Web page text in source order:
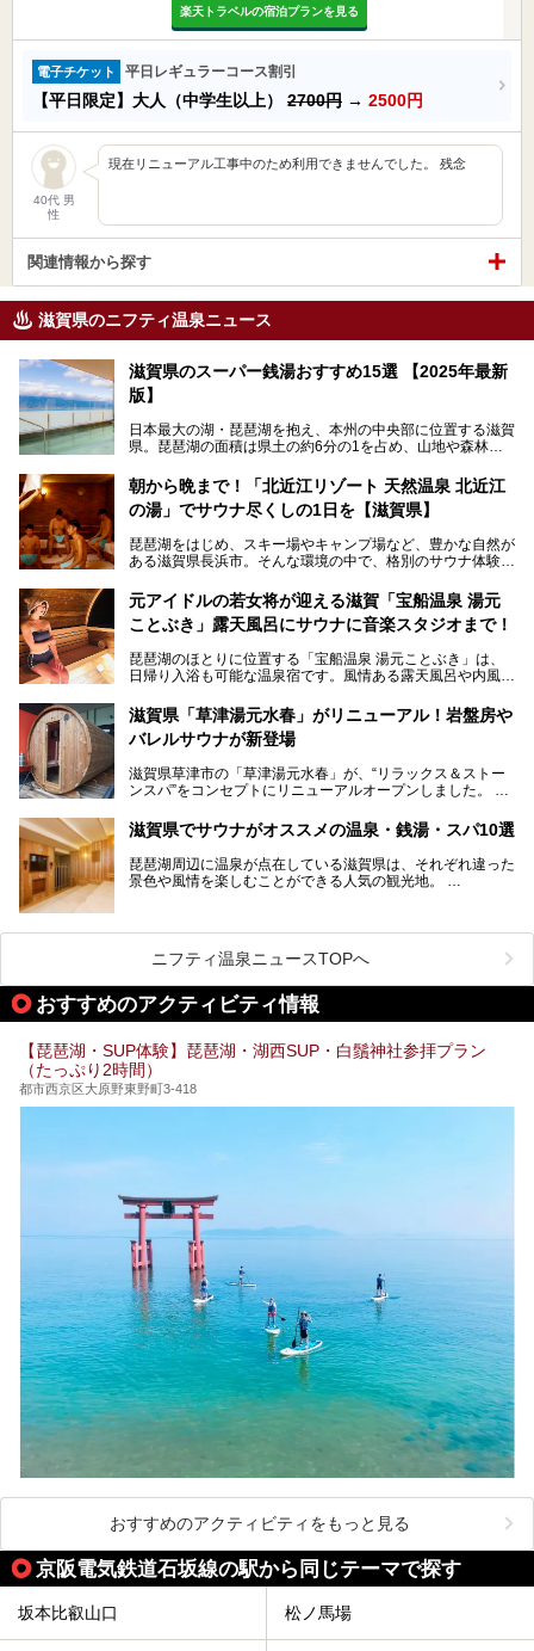
楽天トラベルの宿泊プランを見る
電子チケット 平日レギュラーコース割引
【平日限定】大人（中学生以上） 2700円 → 2500円
40代 男
性
現在リニューアル工事中のため利用できませんでした。 残念
関連情報から探す
滋賀県のニフティ温泉ニュース
滋賀県のスーパー銭湯おすすめ15選 【2025年最新
版】
日本最大の湖・琵琶湖を抱え、本州の中央部に位置する滋賀
県。琵琶湖の面積は県土の約6分の1を占め、山地や森林部
して栄え、県内には世界遺産の比叡山延暦寺、天守が国宝に
指定されている彦根城、国の特別史跡の安土城跡など、多数
の史跡があります。
琵琶湖の雄大な景色を眺めながら入れる施設もありますよ。
朝から晩まで！「北近江リゾート 天然温泉 北近江
の湯」でサウナ尽くしの1日を【滋賀県】
琵琶湖をはじめ、スキー場やキャンプ場など、豊かな自然が
ある滋賀県長浜市。そんな環境の中で、格別のサウナ体験を
今回は、「北近江リゾート 天然温泉 北近江の湯」で朝から
晩まで楽しめる過ごし方をご紹介！ サウナ設備やサウナド
違いなしですよ。
───
この記事は北近江リゾート 天然温泉 北近江の湯のPR記事で
す。
元アイドルの若女将が迎える滋賀「宝船温泉 湯元
ことぶき」露天風呂にサウナに音楽スタジオまで！
琵琶湖のほとりに位置する「宝船温泉 湯元ことぶき」は、
日帰り入浴も可能な温泉宿です。風情ある露天風呂や内風
ープン。湖からそよぐ爽やかな風を感じながらサウナと温泉
が楽しめます。
を打てるのも醍醐味の一つ。そして、若女将はなんと「元ア
イドル」の現役アーティスト。音楽スタジオまで備えたユニ
滋賀県「草津湯元水春」がリニューアル！岩盤房や
バレルサウナが新登場
滋賀県草津市の「草津湯元水春」が、“リラックス＆ストー
ンスパ”をコンセプトにリニューアルオープンしました。
たほか、岩盤房やバレルサウナも新設されました。さらに地
産地消をテーマにしたレストランメニューもパワーアップ。
今回新しくなった「草津湯元水春」の魅力を余すところなく
紹介します。
滋賀県でサウナがオススメの温泉・銭湯・スパ10選
琵琶湖周辺に温泉が点在している滋賀県は、それぞれ違った
景色や風情を楽しむことができる人気の観光地。
旅行やお出かけのついではもちろん、近隣にお住いの方はぜ
ひ気軽に立ち寄ってみてくださいね。
ニフティ温泉ニュースTOPへ
おすすめのアクティビティ情報
【琵琶湖・SUP体験】琵琶湖・湖西SUP・白鬚神社参拝プラン
（たっぷり2時間）
都市西京区大原野東野町3-418
おすすめのアクティビティをもっと見る
京阪電気鉄道石坂線の駅から同じテーマで探す
坂本比叡山口 松ノ馬場